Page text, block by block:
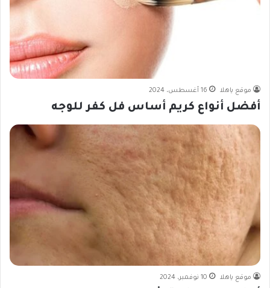
موقع ياهلا 16 أغسطس، 2024
أفضل أنواع كريم أساس فل كفر للوجه
موقع ياهلا 10 نوفمبر، 2024